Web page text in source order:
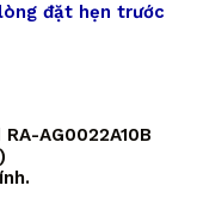
đặt hẹn trước
AG0022A10B